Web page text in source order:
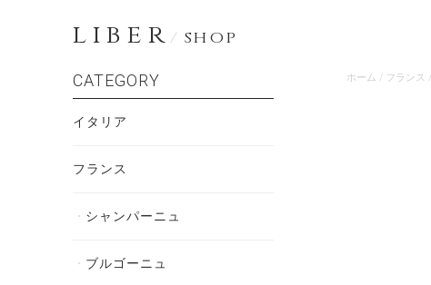
LIBER/ SHOP
ホーム / フランス /
CATEGORY
イタリア
フランス
シャンパーニュ
ブルゴーニュ